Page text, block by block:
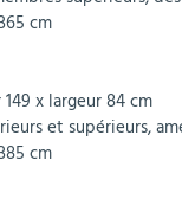
cm
x largeur 84 cm
et supérieurs,
cm